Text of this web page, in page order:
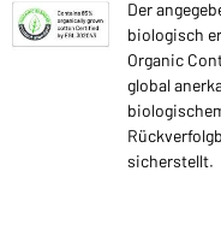
Der
biologisch
Organic
global
sicherstellt.